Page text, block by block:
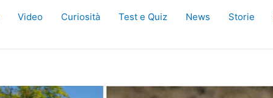
Video Curiosità Test e Quiz News Storie